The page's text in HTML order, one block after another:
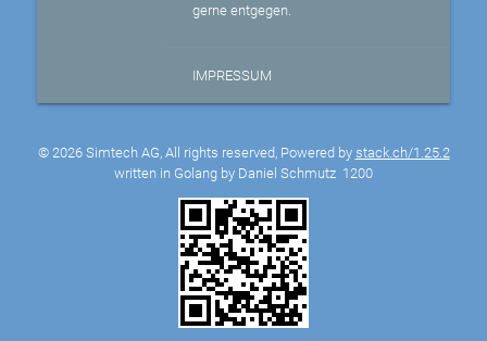
gerne entgegen.
IMPRESSUM
© 2026 Simtech AG, All rights reserved, Powered by stack.ch/1.25.2
written in Golang by Daniel Schmutz 1200